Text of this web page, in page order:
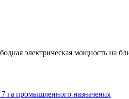
электрическая мощность на
га промышленного назначения